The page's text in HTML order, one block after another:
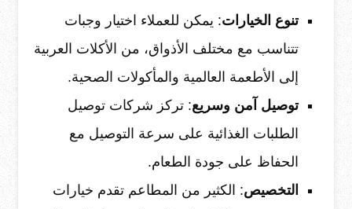
تنوع الخيارات: يمكن للعملاء اختيار وجبات
تتناسب مع مختلف الأذواق، من الأكلات العربية
إلى الأطعمة العالمية والمأكولات الصحية.
توصيل آمن وسريع: تركز شركات توصيل
الطلبات الغذائية على سرعة التوصيل مع
الحفاظ على جودة الطعام.
التخصيص: الكثير من المطاعم تقدم خيارات